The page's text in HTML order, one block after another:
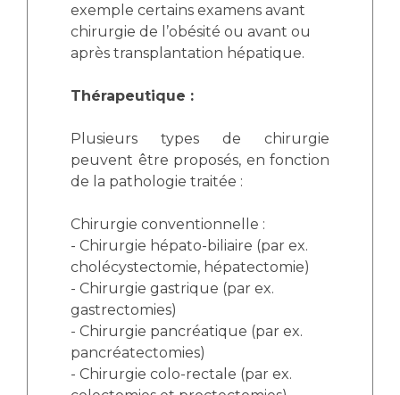
exemple certains examens avant
chirurgie de l’obésité ou avant ou
après transplantation hépatique.
Thérapeutique :
Plusieurs types de chirurgie
peuvent être proposés, en fonction
de la pathologie traitée :
Chirurgie conventionnelle :
- Chirurgie hépato-biliaire (par ex.
cholécystectomie, hépatectomie)
- Chirurgie gastrique (par ex.
gastrectomies)
- Chirurgie pancréatique (par ex.
pancréatectomies)
- Chirurgie colo-rectale (par ex.